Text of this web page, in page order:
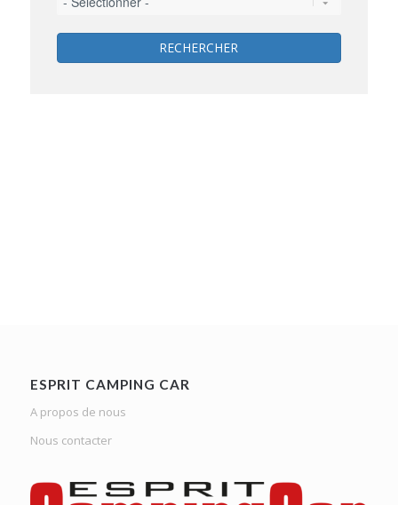
RECHERCHER
ESPRIT CAMPING CAR
A propos de nous
Nous contacter